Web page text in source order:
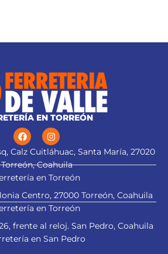
3-
a: CU-
EN TORREÓN
Calz Cuitláhuac, Santa María, 27020
Torreón, Coahuila
en Torreón
Centro, 27000 Torreón, Coahuila
en Torreón
frente al reloj. San Pedro, Coahuila
en San Pedro